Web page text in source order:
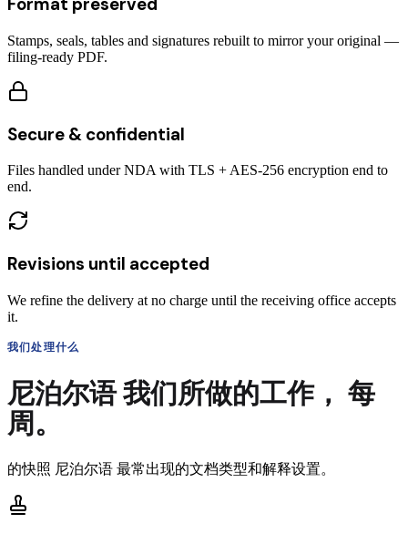
Stamps, seals, tables and signatures rebuilt to mirror your original —
filing-ready PDF.
Secure & confidential
Files handled under NDA with TLS + AES-256 encryption end to
end.
Revisions until accepted
We refine the delivery at no charge until the receiving office accepts
it.
我们处理什么
尼泊尔语我们所做的工作， 每
周。
的快照 尼泊尔语 最常出现的文档类型和解释设置。